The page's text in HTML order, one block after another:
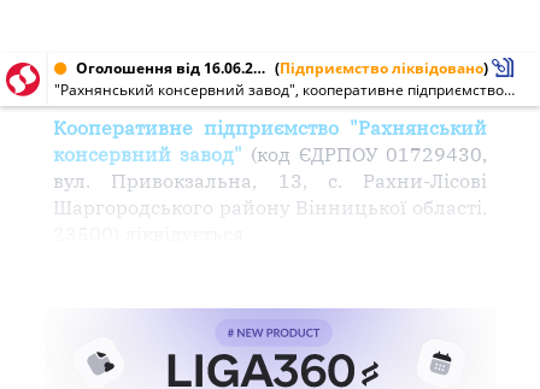
Оголошення від 16.06.2004 № 01729430 (Підприємство ліквідовано)
"Рахнянський консервний завод", кооперативне підприємство (01729430)
Кооперативне підприємство "Рахнянський
консервний завод" (код ЄДРПОУ 01729430,
вул. Привокзальна, 13, с. Рахни-Лісові
Шаргородського району Вінницької області,